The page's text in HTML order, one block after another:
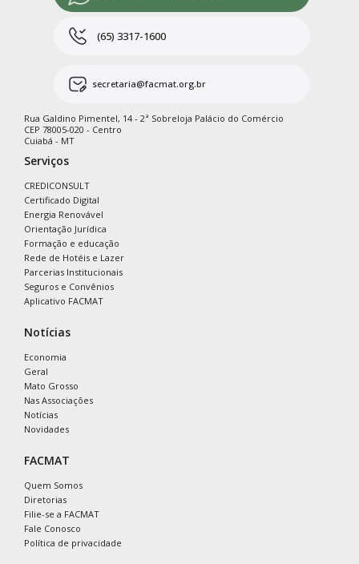
(65) 3317-1600
secretaria@facmat.org.br
Rua Galdino Pimentel, 14 - 2ª Sobreloja Palácio do Comércio
CEP 78005-020 - Centro
Cuiabá - MT
Serviços
CREDICONSULT
Certificado Digital
Energia Renovável
Orientação Jurídica
Formação e educação
Rede de Hotéis e Lazer
Parcerias Institucionais
Seguros e Convênios
Aplicativo FACMAT
Notícias
Economia
Geral
Mato Grosso
Nas Associações
Notícias
Novidades
FACMAT
Quem Somos
Diretorias
Filie-se a FACMAT
Fale Conosco
Política de privacidade